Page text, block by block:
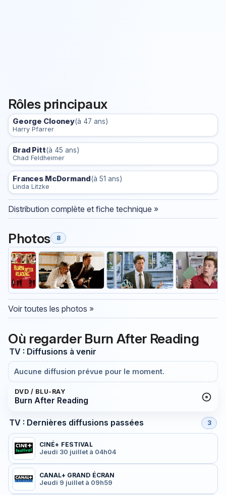
Rôles principaux
George Clooney(à 47 ans)
Harry Pfarrer
Brad Pitt(à 45 ans)
Chad Feldheimer
Frances McDormand(à 51 ans)
Linda Litzke
Distribution complète et fiche technique »
Photos 8
Voir toutes les photos »
Où regarder Burn After Reading
TV : Diffusions à venir
Aucune diffusion prévue pour le moment.
DVD / BLU-RAY
Burn After Reading
TV : Dernières diffusions passées 3
CINÉ+ FESTIVAL
Jeudi 30 juillet à 04h04
CANAL+ GRAND ÉCRAN
Jeudi 9 juillet à 09h59